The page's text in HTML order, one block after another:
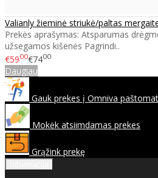
Valianly žieminė striukė/paltas
Prekės aprašymas: Atsparumas
užsegamos kišenės Pagrindi..
€5900€7400
Daugiau
Gauk prekes į Omniva
Mokėk atsiimdamas prekes
Grąžink prekę